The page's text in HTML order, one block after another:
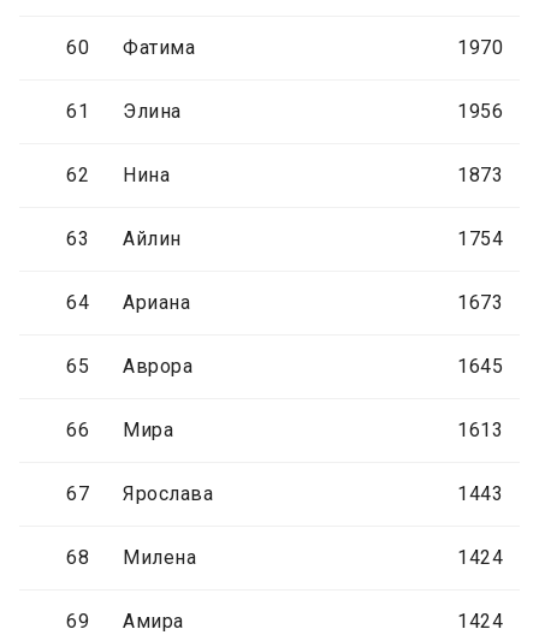
60 Фатима 1970
61 Элина 1956
62 Нина 1873
63 Айлин 1754
64 Ариана 1673
65 Аврора 1645
66 Мира 1613
67 Ярослава 1443
68 Милена 1424
69 Амира 1424